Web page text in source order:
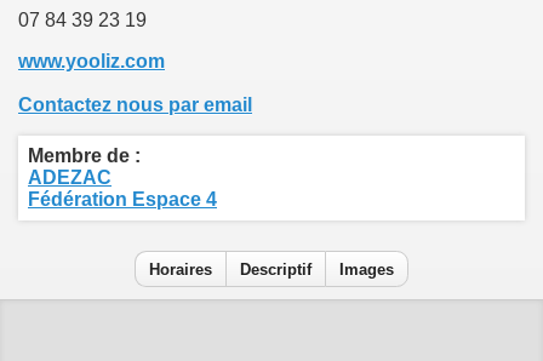
07 84 39 23 19
www.yooliz.com
Contactez nous par email
Membre de :
ADEZAC
Fédération Espace 4
Horaires Descriptif Images